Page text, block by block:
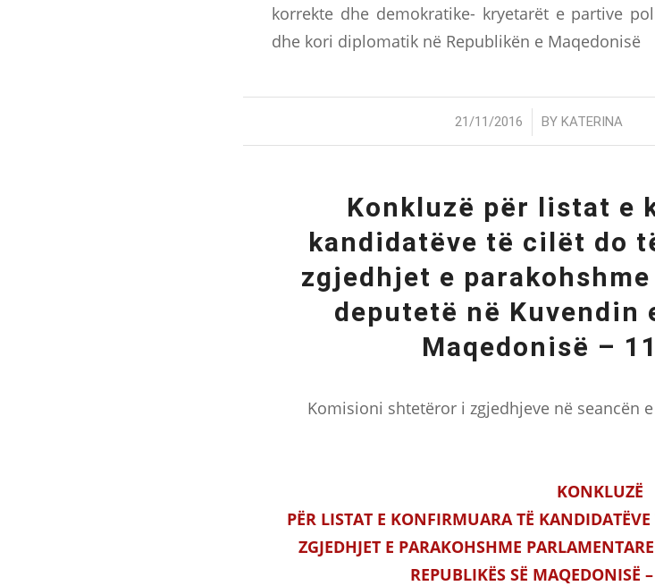
korrekte dhe demokratike- kryetarët e partive
dhe kori diplomatik në Republikën e Maqedonisë
21/11/2016
/ BY KATERINA
Konkluzë për listat e
kandidatëve të cilët do
zgjedhjet e
deputetë në Kuvendin
Maqedonisë –
Komisioni shtetëror i zgjedhjeve në seancën
KONKLUZË
PËR LISTAT E KONFIRMUARA TË
ZGJEDHJET E PARAKOHSHME
REPUBLIKËS SË MAQEDONISË